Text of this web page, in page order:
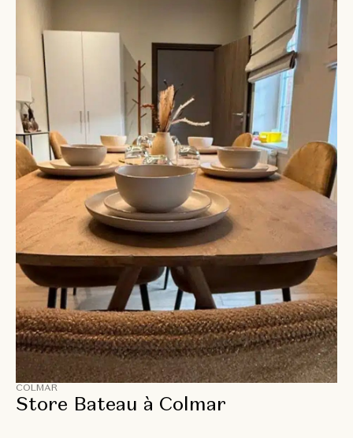
COLMAR
Store Bateau à Colmar